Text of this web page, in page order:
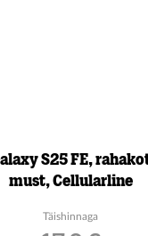
S25 FE,
must, Cellularline
Täishinnaga